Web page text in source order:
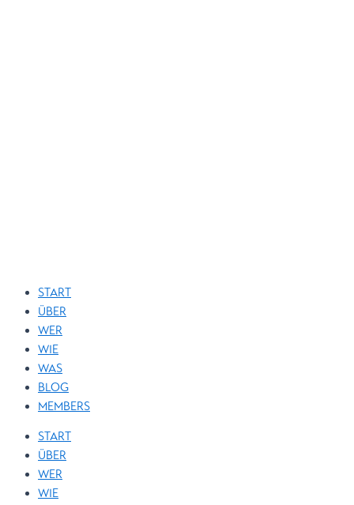
START
ÜBER
WER
WIE
WAS
BLOG
MEMBERS
START
ÜBER
WER
WIE